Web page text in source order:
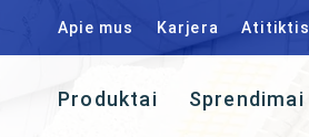
Apie mus Karjera Atitiktis
Produktai Sprendimai